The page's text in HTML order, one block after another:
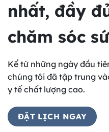
nhất, đầy
chăm sóc
Kể từ những ngày đầu
chúng tôi đã tập trung
y tế chất lượng cao.
ĐẶT LỊCH NGAY